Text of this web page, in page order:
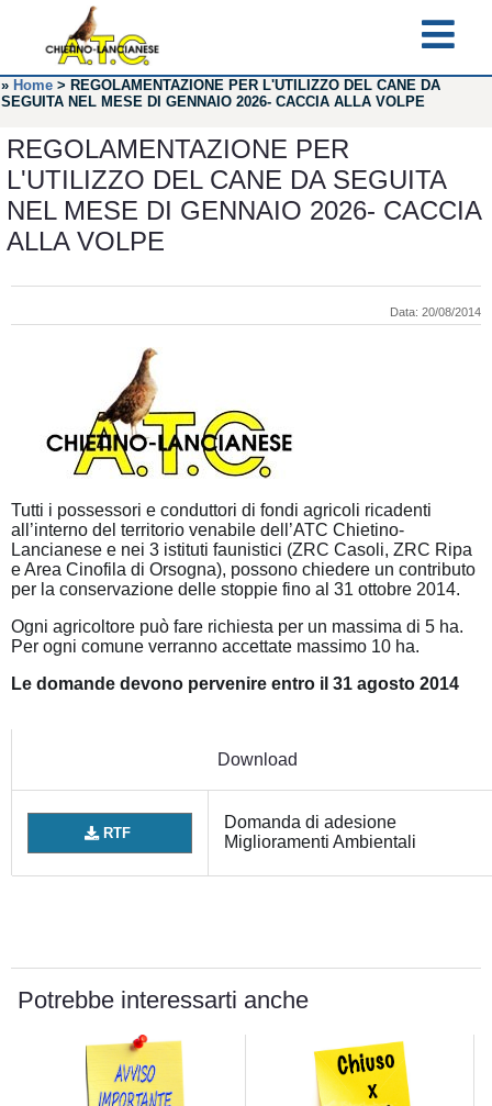
» Home > REGOLAMENTAZIONE PER L'UTILIZZO DEL CANE DA
SEGUITA NEL MESE DI GENNAIO 2026- CACCIA ALLA VOLPE
REGOLAMENTAZIONE PER
L'UTILIZZO DEL CANE DA SEGUITA
NEL MESE DI GENNAIO 2026- CACCIA
ALLA VOLPE
Data: 20/08/2014
Tutti i possessori e conduttori di fondi agricoli ricadenti
all’interno del territorio venabile dell’ATC Chietino-
Lancianese e nei 3 istituti faunistici (ZRC Casoli, ZRC Ripa
e Area Cinofila di Orsogna), possono chiedere un contributo
per la conservazione delle stoppie fino al 31 ottobre 2014.
Ogni agricoltore può fare richiesta per un massima di 5 ha.
Per ogni comune verranno accettate massimo 10 ha.
Le domande devono pervenire entro il 31 agosto 2014
Download
RTF
Domanda di adesione
Miglioramenti Ambientali
Potrebbe interessarti anche